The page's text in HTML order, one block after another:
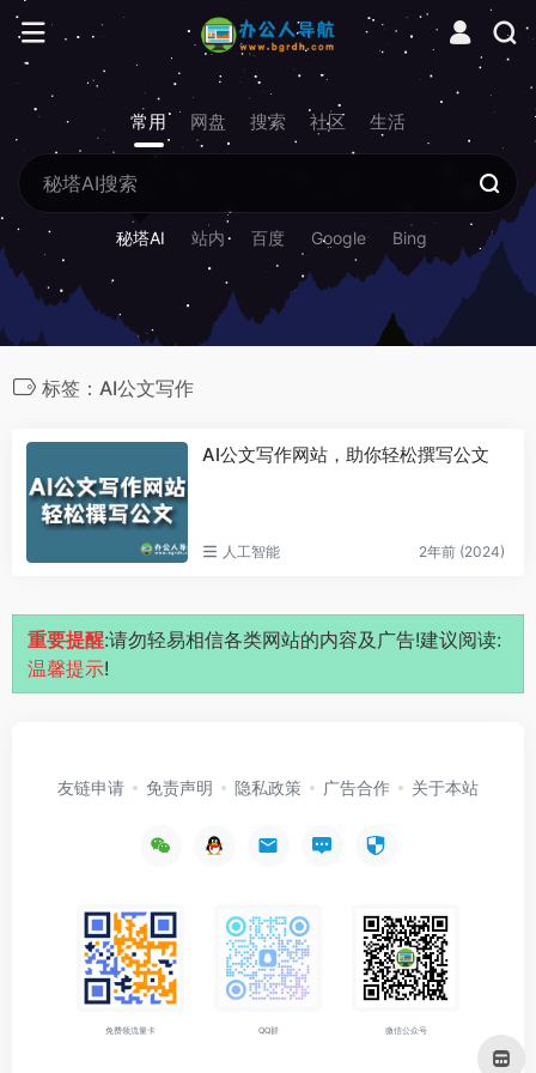
常用 网盘 搜索 社区 生活
秘塔AI 站内 百度 Google Bing
标签：AI公文写作
AI公文写作网站，助你轻松撰写公文
人工智能 2年前 (2024)
重要提醒:请勿轻易相信各类网站的内容及广告!建议阅读:
温馨提示!
友链申请 免责声明 隐私政策 广告合作 关于本站
免费领流量卡 QQ群 微信公众号